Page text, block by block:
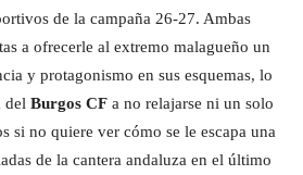
de la campaña 26-27. Ambas
a ofrecerle al extremo malagueño un
y protagonismo en sus esquemas, lo
del Burgos CF a no relajarse ni un solo
si no quiere ver cómo se le escapa una
de la cantera andaluza en el último